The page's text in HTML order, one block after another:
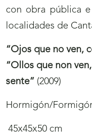
con obra pública
localidades de
“Ojos que no ven,
“Ollos que non
sente” (2009)
Hormigón/
45x45x50 cm